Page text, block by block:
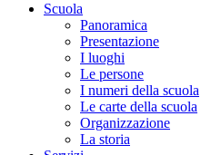
Scuola
Panoramica
Presentazione
I luoghi
Le persone
I numeri della scuola
Le carte della scuola
Organizzazione
La storia